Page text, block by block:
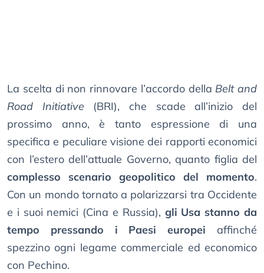
La scelta di non rinnovare l’accordo della Belt and
Road Initiative (BRI), che scade all’inizio del
prossimo anno, è tanto espressione di una
specifica e peculiare visione dei rapporti economici
con l’estero dell’attuale Governo, quanto figlia del
complesso scenario geopolitico del momento.
Con un mondo tornato a polarizzarsi tra Occidente
e i suoi nemici (Cina e Russia), gli Usa stanno da
tempo pressando i Paesi europei affinché
spezzino ogni legame commerciale ed economico
con Pechino.